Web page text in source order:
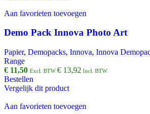
Aan favorieten toevoegen
Demo Pack Innova Photo Art
Papier, Demopacks, Innova, Innova
Range
€ 11,50 Excl. BTW€ 13,92 Incl. BTW
Bestellen
Vergelijk dit product
Aan favorieten toevoegen